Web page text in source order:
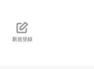
新規登録